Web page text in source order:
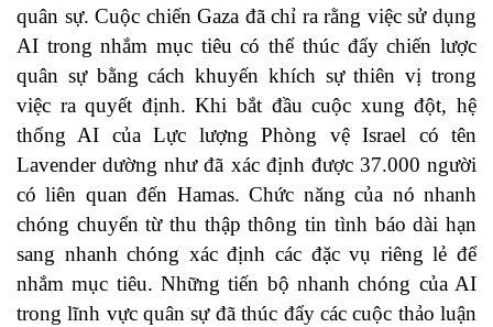
quân sự. Cuộc chiến Gaza đã chỉ ra rằng việc sử dụng
AI trong nhắm mục tiêu có thể thúc đẩy chiến lược
quân sự bằng cách khuyến khích sự thiên vị trong
việc ra quyết định. Khi bắt đầu cuộc xung đột, hệ
thống AI của Lực lượng Phòng vệ Israel có tên
Lavender dường như đã xác định được 37.000 người
có liên quan đến Hamas. Chức năng của nó nhanh
chóng chuyển từ thu thập thông tin tình báo dài hạn
sang nhanh chóng xác định các đặc vụ riêng lẻ để
nhắm mục tiêu. Những tiến bộ nhanh chóng của AI
trong lĩnh vực quân sự đã thúc đẩy các cuộc thảo luận